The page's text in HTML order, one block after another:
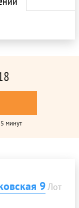
минут
9Лот